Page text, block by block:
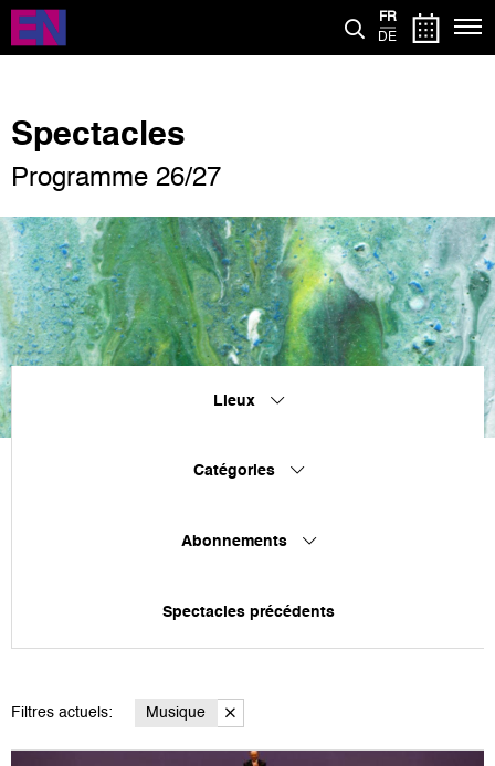
Aller
contenu
FR
DE
Spectacles
Programme 26/27
Lieux
Catégories
Abonnements
Spectacles précédents
Filtres actuels: Musique